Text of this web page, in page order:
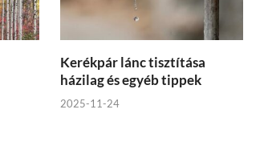
Kerékpár lánc tisztítása
házilag és egyéb tippek
2025-11-24